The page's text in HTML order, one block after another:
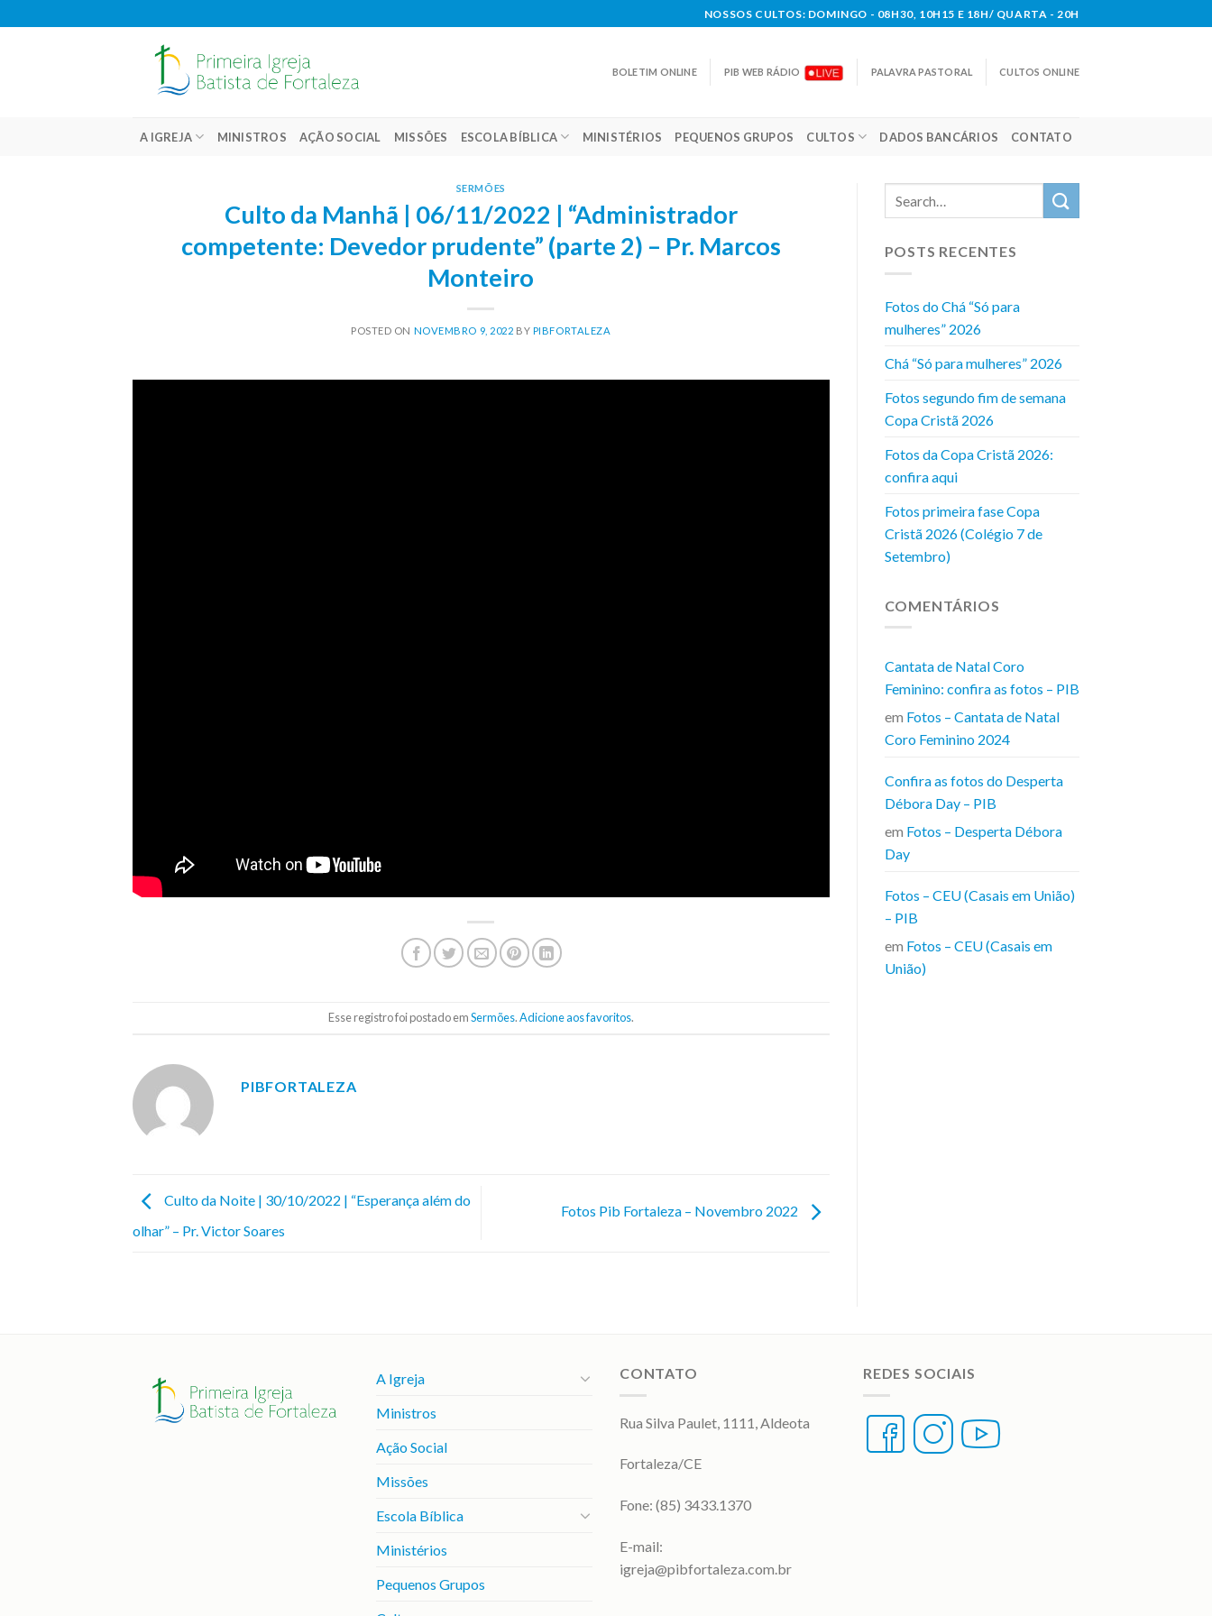
to
NOSSOS CULTOS: DOMINGO - 08H30, 10H15 E 18H/ QUARTA - 20H
BOLETIM ONLINE PIB WEB RÁDIO PALAVRA PASTORAL CULTOS ONLINE
A IGREJA MINISTROS AÇÃO SOCIAL MISSÕES ESCOLA BÍBLICA MINISTÉRIOS PEQUENOS GRUPOS CULTOS DADOS BANCÁRIOS CONTATO
SERMÕES
Culto da Manhã | 06/11/2022 | “Administrador
competente: Devedor prudente” (parte 2) – Pr. Marcos
Monteiro
POSTED ON NOVEMBRO 9, 2022 BY PIBFORTALEZA
Esse registro foi postado emSermões.Adicione aos favoritos.
PIBFORTALEZA
Culto da Noite | 30/10/2022 | “Esperança além do
olhar” – Pr. Victor Soares
Fotos Pib Fortaleza – Novembro 2022
POSTS RECENTES
Fotos do Chá “Só para
mulheres” 2026
Chá “Só para mulheres” 2026
Fotos segundo fim de semana
Copa Cristã 2026
Fotos da Copa Cristã 2026:
confira aqui
Fotos primeira fase Copa
Cristã 2026 (Colégio 7 de
Setembro)
COMENTÁRIOS
Cantata de Natal Coro
Feminino: confira as fotos – PIB
em Fotos – Cantata de Natal
Coro Feminino 2024
Confira as fotos do Desperta
Débora Day – PIB
em Fotos – Desperta Débora
Day
Fotos – CEU (Casais em União)
– PIB
em Fotos – CEU (Casais em
União)
A Igreja
Ministros
Ação Social
Missões
Escola Bíblica
Ministérios
Pequenos Grupos
CONTATO
Rua Silva Paulet, 1111, Aldeota
Fortaleza/CE
Fone: (85) 3433.1370
E-mail:
igreja@pibfortaleza.com.br
REDES SOCIAIS